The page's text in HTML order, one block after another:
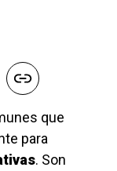
que
para
. Son